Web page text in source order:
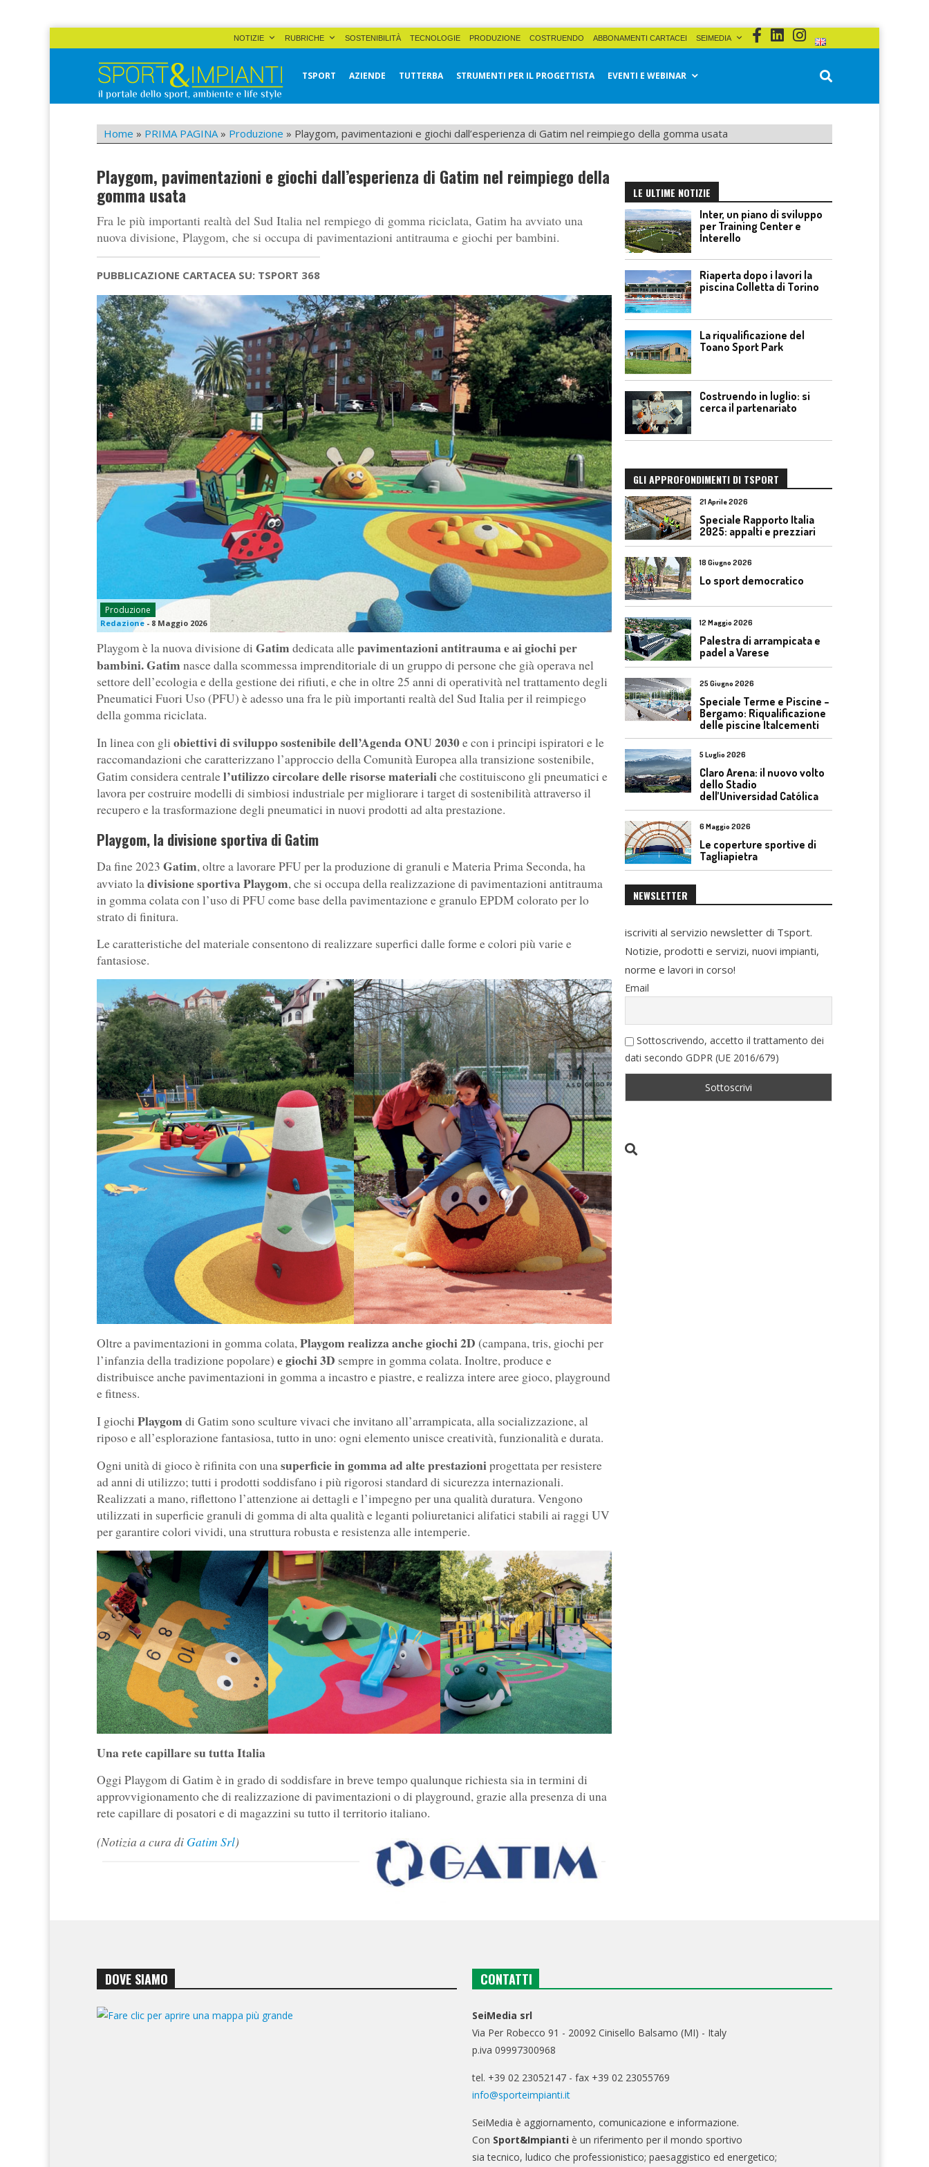
NOTIZIE RUBRICHE SOSTENIBILITÀ TECNOLOGIE PRODUZIONE COSTRUENDO ABBONAMENTI CARTACEI SEIMEDIA
Sport&Impianti
TSPORT AZIENDE TUTTERBA STRUMENTI PER IL PROGETTISTA EVENTI E WEBINAR
Home » PRIMA PAGINA» Produzione » Playgom, pavimentazioni e giochi dall’esperienza di Gatim nel reimpiego della gomma usata
Playgom, pavimentazioni e giochi dall’esperienza di Gatim nel reimpiego della
gomma usata
Fra le più importanti realtà del Sud Italia nel rempiego di gomma riciclata, Gatim ha avviato una
nuova divisione, Playgom, che si occupa di pavimentazioni antitrauma e giochi per bambini.
PUBBLICAZIONE CARTACEA SU: TSPORT 368
Produzione
Redazione - 8 Maggio 2026
Playgom è la nuova divisione di Gatim dedicata allepavimentazioni antitrauma e ai giochi per
bambini. Gatim nasce dalla scommessa imprenditoriale di un gruppo di persone che già operava nel
settore dell’ecologia e della gestione dei rifiuti, e che in oltre 25 anni di operatività nel trattamento degli
Pneumatici Fuori Uso (PFU) è adesso una fra le più importanti realtà del Sud Italia per il reimpiego
della gomma riciclata.
In linea con gli obiettivi di sviluppo sostenibile dell’Agenda ONU 2030e con i principi ispiratori e le
raccomandazioni che caratterizzano l’approccio della Comunità Europea alla transizione sostenibile,
Gatim considera centralel’utilizzo circolare delle risorse materialiche costituiscono gli pneumatici e
lavora per costruire modelli di simbiosi industriale per migliorare i target di sostenibilità attraverso il
recupero e la trasformazione degli pneumatici in nuovi prodotti ad alta prestazione.
Playgom, la divisione sportiva di Gatim
Da fine 2023 Gatim, oltre a lavorare PFU per la produzione di granuli e Materia Prima Seconda, ha
avviato ladivisione sportiva Playgom, che si occupa della realizzazione di pavimentazioni antitrauma
in gomma colata con l’uso di PFU come base della pavimentazione e granulo EPDM colorato per lo
strato di finitura.
Le caratteristiche del materiale consentono di realizzare superfici dalle forme e colori più varie e
fantasiose.
Oltre a pavimentazioni in gomma colata,Playgom realizza anche giochi 2D (campana, tris, giochi per
l’infanzia della tradizione popolare) e giochi 3D sempre in gomma colata. Inoltre, produce e
distribuisce anche pavimentazioni in gomma a incastro e piastre, e realizza intere aree gioco, playground
e fitness.
I giochi Playgom di Gatim sono sculture vivaci che invitano all’arrampicata, alla socializzazione, al
riposo e all’esplorazione fantasiosa, tutto in uno: ogni elemento unisce creatività, funzionalità e durata.
Ogni unità di gioco è rifinita con unasuperficie in gomma ad alte prestazioniprogettata per resistere
ad anni di utilizzo; tutti i prodotti soddisfano i più rigorosi standard di sicurezza internazionali.
Realizzati a mano, riflettono l’attenzione ai dettagli e l’impegno per una qualità duratura. Vengono
utilizzati in superficie granuli di gomma di alta qualità e leganti poliuretanici alifatici stabili ai raggi UV
per garantire colori vividi, una struttura robusta e resistenza alle intemperie.
Una rete capillare su tutta Italia
Oggi Playgom di Gatim è in grado di soddisfare in breve tempo qualunque richiesta sia in termini di
approvvigionamento che di realizzazione di pavimentazioni o di playground, grazie alla presenza di una
rete capillare di posatori e di magazzini su tutto il territorio italiano.
(Notizia a cura di Gatim Srl)
LE ULTIME NOTIZIE
Inter, un piano di sviluppo
per Training Center e
Interello
Riaperta dopo i lavori la
piscina Colletta di Torino
La riqualificazione del
Toano Sport Park
Costruendo in luglio: si
cerca il partenariato
GLI APPROFONDIMENTI DI TSPORT
21 Aprile 2026
Speciale Rapporto Italia
2025: appalti e prezziari
18 Giugno 2026
Lo sport democratico
12 Maggio 2026
Palestra di arrampicata e
padel a Varese
25 Giugno 2026
Speciale Terme e Piscine –
Bergamo: Riqualificazione
delle piscine Italcementi
5 Luglio 2026
Claro Arena: il nuovo volto
dello Stadio
dell’Universidad Católica
6 Maggio 2026
Le coperture sportive di
Tagliapietra
NEWSLETTER
iscriviti al servizio newsletter di Tsport.
Notizie, prodotti e servizi, nuovi impianti,
norme e lavori in corso!
Email
Sottoscrivendo, accetto il trattamento dei
dati secondo GDPR (UE 2016/679)
DOVE SIAMO CONTATTI
SeiMedia srl
Via Per Robecco 91 - 20092 Cinisello Balsamo (MI) - Italy
p.iva 09997300968
tel. +39 02 23052147 - fax +39 02 23055769
info@sporteimpianti.it
SeiMedia è aggiornamento, comunicazione e informazione.
Con Sport&Impianti è un riferimento per il mondo sportivo
sia tecnico, ludico che professionistico; paesaggistico ed energetico;